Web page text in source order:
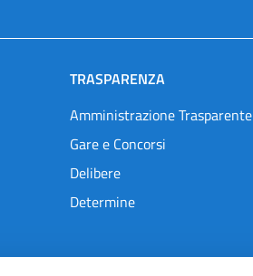
TRASPARENZA
Amministrazione Trasparente
Gare e Concorsi
Delibere
Determine